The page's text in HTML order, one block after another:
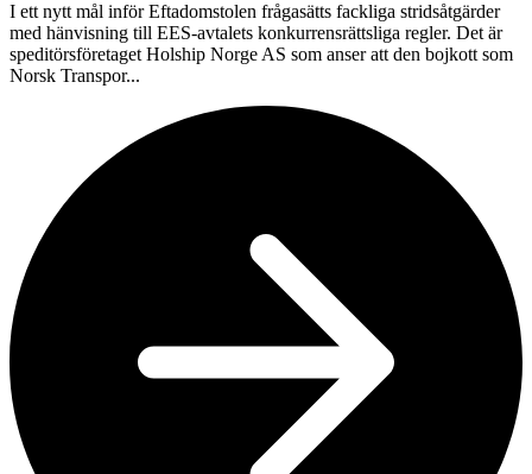
I ett nytt mål inför Eftadomstolen frågasätts fackliga stridsåtgärder
med hänvisning till EES-avtalets konkurrensrättsliga regler. Det är
speditörsföretaget Holship Norge AS som anser att den bojkott som
Norsk Transpor...